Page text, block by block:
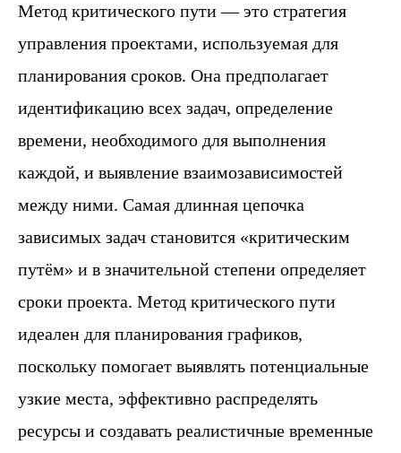
Метод критического пути — это стратегия
управления проектами, используемая для
планирования сроков. Она предполагает
идентификацию всех задач, определение
времени, необходимого для выполнения
каждой, и выявление взаимозависимостей
между ними. Самая длинная цепочка
зависимых задач становится «критическим
путём» и в значительной степени определяет
сроки проекта. Метод критического пути
идеален для планирования графиков,
поскольку помогает выявлять потенциальные
узкие места, эффективно распределять
ресурсы и создавать реалистичные временные